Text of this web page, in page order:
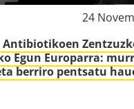
24
Antibiotikoen
Egun Europarra:
berriro pentsatu